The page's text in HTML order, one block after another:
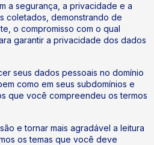
a segurança, a privacidade e a
coletados, demonstrando de
o compromisso com o qual
garantir a privacidade dos dados
seus dados pessoais no domínio
como em seus subdomínios e
que você compreendeu os termos
e tornar mais agradável a leitura
os temas que você deve